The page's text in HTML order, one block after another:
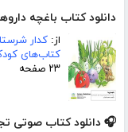
دانلود کتاب باغچه
از: کدار شرستا
کتاب‌های
۲۳ صفحه
🎧 دانلود کتاب صوتی